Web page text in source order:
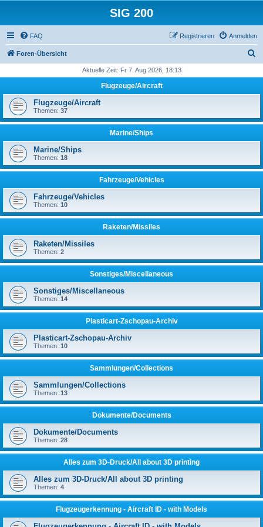
SIG 200
FAQ Anmelden
Registrieren
Foren-Übersicht
h
Aktuelle Zeit: Fr 7. Aug 2026, 18:13
Flugzeuge/Aircraft
Flugzeuge/Aircraft
Themen: 37
Marine/Ships
Marine/Ships
Themen: 18
Fahrzeuge/Vehicles
Fahrzeuge/Vehicles
Themen: 10
Raketen/Missiles
Raketen/Missiles
Themen: 2
Sonstiges/Miscellaneous
Sonstiges/Miscellaneous
Themen: 14
Plasticart-Zschopau-Archiv
Plasticart-Zschopau-Archiv
Themen: 10
Sammlungen/Collections
Sammlungen/Collections
Themen: 13
Dokumente/Documents
Dokumente/Documents
Themen: 28
Alles zum 3D-Druck/All about 3D printing
Alles zum 3D-Druck/All about 3D printing
Themen: 4
Flugzeugerkennung - Aircraft ID - with Models